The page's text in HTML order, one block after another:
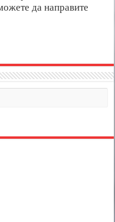
да направите